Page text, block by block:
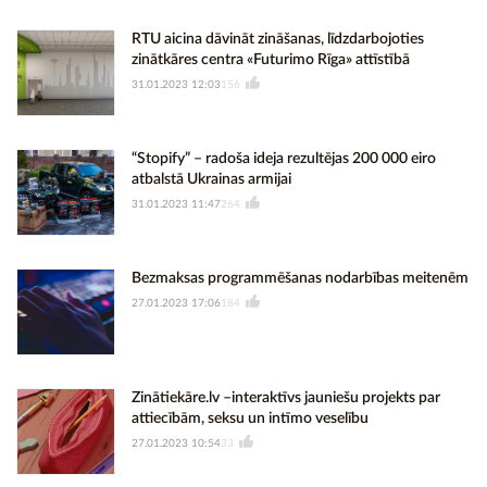
RTU aicina dāvināt zināšanas, līdzdarbojoties
zinātkāres centra «Futurimo Rīga» attīstībā
31.01.2023 12:03 156
“Stopify” – radoša ideja rezultējas 200 000 eiro
atbalstā Ukrainas armijai
31.01.2023 11:47264
Bezmaksas programmēšanas nodarbības meitenēm
27.01.2023 17:06184
Zinātiekāre.lv –interaktīvs jauniešu projekts par
attiecībām, seksu un intīmo veselību
27.01.2023 10:5433